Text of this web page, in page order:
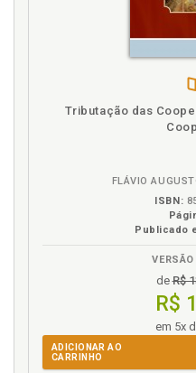
Financiamentos, p. 120
Fraudes no passivo
Fraudes no passivo
contratação ou
contratos de mútuo, p.
Fraudes no passivo
administrativa, p. 121
Fraudes no passivo
Fraudes no passivo
Fraudes no passivo
119
Fraudes no
Tributação das
FLÁVIO
ISBN:
Publicado
deR$
R$
em 5x
ADICIONAR AO
CARRINHO